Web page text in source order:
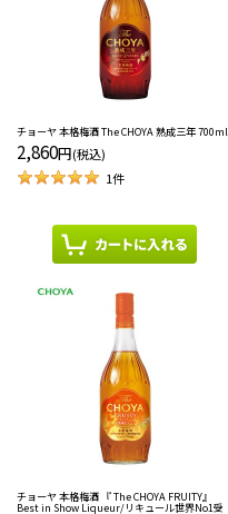
チョーヤ 本格梅酒 The CHOYA 熟成三年 700ml
2,860円(税込)
1件
チョーヤ 本格梅酒 『 The CHOYA FRUITY』
Best in Show Liqueur/リキュール世界No1受